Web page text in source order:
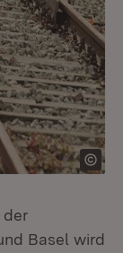
der
Basel wird